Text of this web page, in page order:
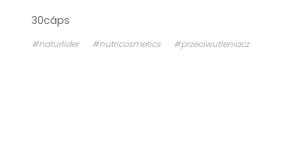
30cáps
#naturlider #nutricosmetics #przeciwutleniacz